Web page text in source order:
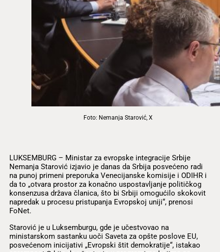
Foto: Nemanja Starović, X
LUKSEMBURG – Ministar za evropske integracije Srbije
Nemanja Starović izjavio je danas da Srbija posvećeno radi
na punoj primeni preporuka Venecijanske komisije i ODIHR i
da to „otvara prostor za konačno uspostavljanje političkog
konsenzusa država članica, što bi Srbiji omogućilo skokovit
napredak u procesu pristupanja Evropskoj uniji“, prenosi
FoNet.
Starović je u Luksemburgu, gde je učestvovao na
ministarskom sastanku uoči Saveta za opšte poslove EU,
posvećenom inicijativi „Evropski štit demokratije“, istakao